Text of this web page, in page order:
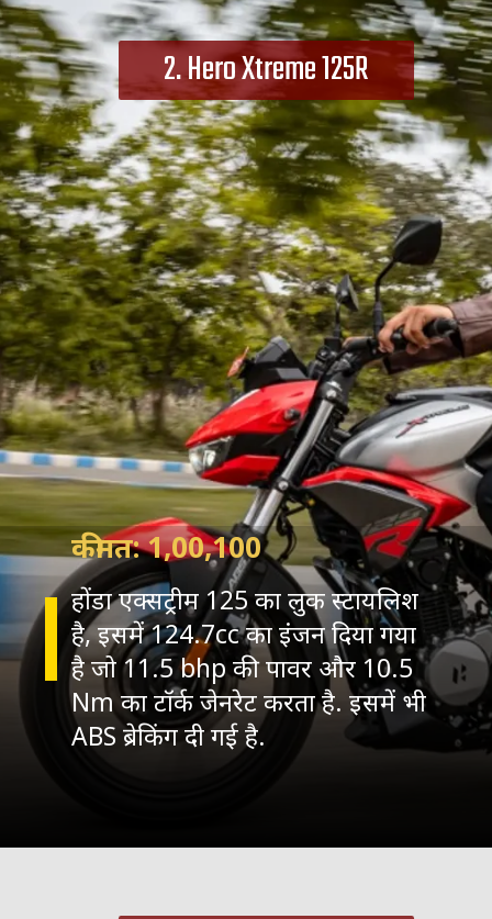
होंडा एक्सट्रीम 125 का लुक स्टायलिश
है, इसमें 124.7cc का इंजन दिया गया
है जो 11.5 bhp की पावर और 10.5
Nm का टॉर्क जेनरेट करता है. इसमें भी
ABS ब्रेकिंग दी गई है.
कीमत: 1,00,100
2. Hero Xtreme 125R